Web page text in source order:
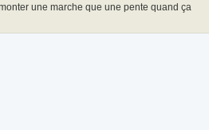
une marche que une pente quand ça